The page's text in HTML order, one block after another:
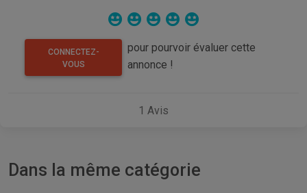
CONNECTEZ-
VOUS
pour pourvoir évaluer cette
annonce !
1 Avis
Dans la même catégorie